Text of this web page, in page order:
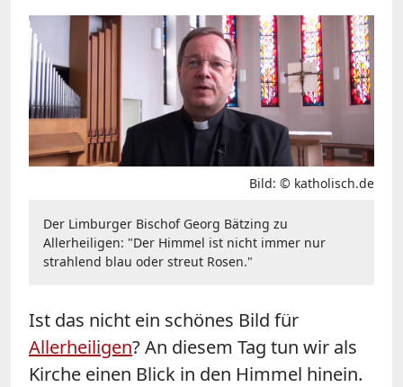
Bild: © katholisch.de
Der Limburger Bischof Georg Bätzing zu
Allerheiligen: "Der Himmel ist nicht immer nur
strahlend blau oder streut Rosen."
Ist das nicht ein schönes Bild für
Allerheiligen? An diesem Tag tun wir als
Kirche einen Blick in den Himmel hinein.